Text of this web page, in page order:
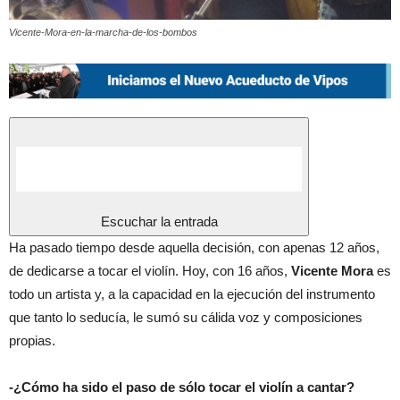
Vicente-Mora-en-la-marcha-de-los-bombos
Escuchar la entrada
Ha pasado tiempo desde aquella decisión, con apenas 12 años,
de dedicarse a tocar el violín. Hoy, con 16 años, Vicente Moraes
todo un artista y, a la capacidad en la ejecución del instrumento
que tanto lo seducía, le sumó su cálida voz y composiciones
propias.
-¿Cómo ha sido el paso de sólo tocar el violín a cantar?